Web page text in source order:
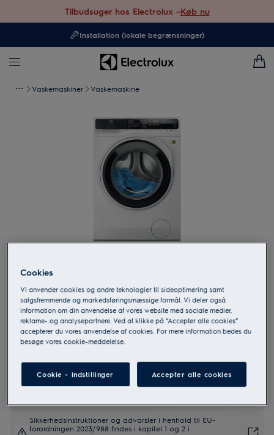
Tilbudsuger hos Electrolux –Køb nu
Installation (lokale begrænsninger)
Vaskemaskiner Vaskemaskine
EFI853SY4Q
800 UltraCare Autodose 11 kg
Vaskemaskine
Download Produktdatablad
Sikkerhedsinstruktioner og advarsler i henhold til EU-
forordningen 2023/988 findes i kapitel 1 og 2 i
Cookies
Vi anvender cookies og andre teknologier til sideoptimering samt
salgsfremmende og markedsføringsmæssige formål. Vi deler også
information om din anvendelse af vores website med sociale medier,
reklame- og analysepartnere. Ved at klikke på “Accepter alle cookies”
accepterer du vores anvendelse af cookies. For mere information bedes du
besøge vores cookie-meddelelse.
Cookie - indstillinger Accepter alle cookies